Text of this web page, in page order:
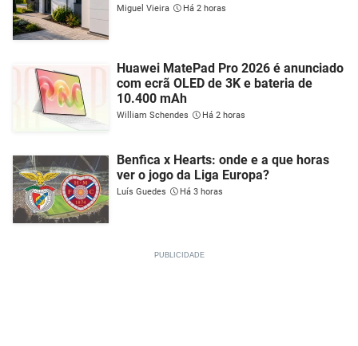
Miguel Vieira Há 2 horas
Huawei MatePad Pro 2026 é anunciado
com ecrã OLED de 3K e bateria de
10.400 mAh
William Schendes Há 2 horas
Benfica x Hearts: onde e a que horas
ver o jogo da Liga Europa?
Luís Guedes Há 3 horas